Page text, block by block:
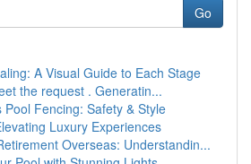
Go
A Visual Guide to Each Stage
the request . Generatin...
Pool Fencing: Safety & Style
Luxury Experiences
Overseas: Understandin...